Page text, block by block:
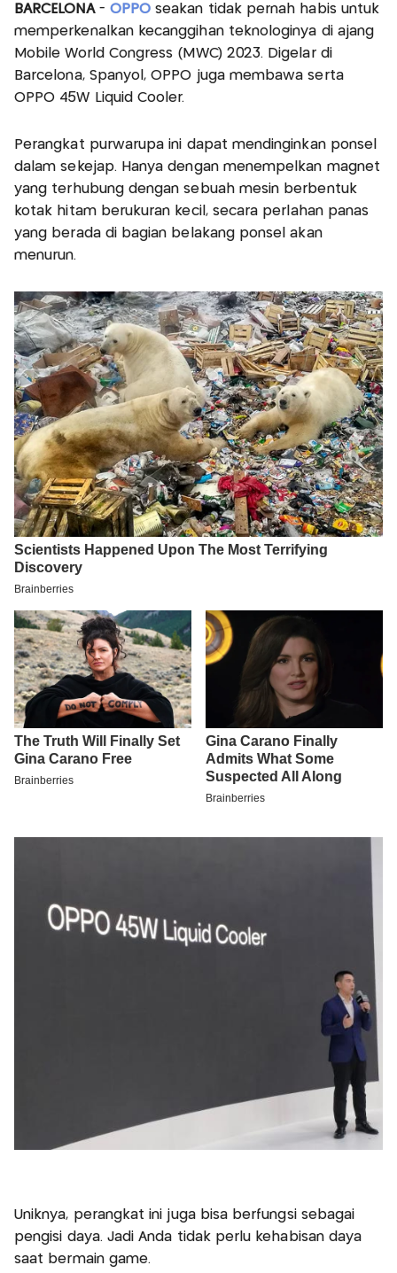
BARCELONA- OPPOseakan tidak pernah habis untuk
memperkenalkan kecanggihan teknologinya di ajang
Mobile World Congress (MWC) 2023. Digelar di
Barcelona, Spanyol, OPPO juga membawa serta
OPPO 45W Liquid Cooler.
Perangkat purwarupa ini dapat mendinginkan ponsel
dalam sekejap. Hanya dengan menempelkan magnet
yang terhubung dengan sebuah mesin berbentuk
kotak hitam berukuran kecil, secara perlahan panas
yang berada di bagian belakang ponsel akan
menurun.
Uniknya, perangkat ini juga bisa berfungsi sebagai
pengisi daya. Jadi Anda tidak perlu kehabisan daya
saat bermain game.